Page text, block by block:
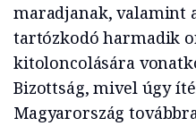
maradjanak, valamint
tartózkodó harmadik
kitoloncolására
Bizottság, mivel úgy
Magyarország